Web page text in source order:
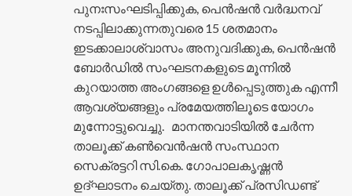
പുനഃസംഘടിപ്പിക്കുക, പെൻഷൻ വർദ്ധനവ്
നടപ്പിലാക്കുന്നതുവരെ 15 ശതമാനം
ഇടക്കാലാശ്വാസം അനുവദിക്കുക, പെൻഷൻ
ബോർഡിൽ സംഘടനകളുടെ മൂന്നിൽ
കുറയാത്ത അംഗങ്ങളെ ഉൾപ്പെടുത്തുക എന്നീ
ആവശ്യങ്ങളും പ്രമേയത്തിലൂടെ യോഗം
മുന്നോട്ടുവെച്ചു. മാനന്തവാടിയിൽ ചേർന്ന
താലൂക്ക് കൺവെൻഷൻ സംസ്ഥാന
സെക്രട്ടറി സി.കെ. ഗോപാലകൃഷ്ണൻ
ഉദ്ഘാടനം ചെയ്തു. താലൂക്ക് പ്രസിഡണ്ട്